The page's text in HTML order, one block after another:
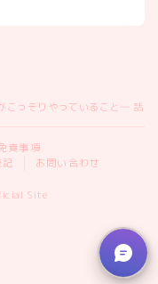
こっそりやっていること― 話
責事項
お問い合わせ
Site